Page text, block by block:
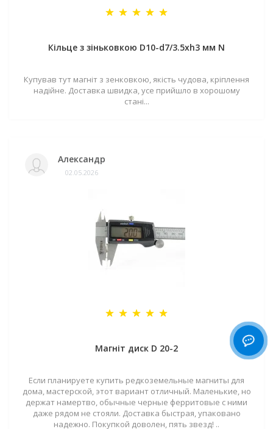
Кільце з зіньковкою D10-d7/3.5хh3 мм N
Купував тут магніт з зенковкою, якість чудова, кріплення
надійне. Доставка швидка, усе прийшло в хорошому
стані...
Александр
02.05.2026
Магніт диск D 20-2
Если планируете купить редкоземельные магниты для
дома, мастерской, этот вариант отличный. Маленькие, но
держат намертво, обычные черные ферритовые с ними
даже рядом не стояли. Доставка быстрая, упаковано
надежно. Покупкой доволен, пять звезд! ..